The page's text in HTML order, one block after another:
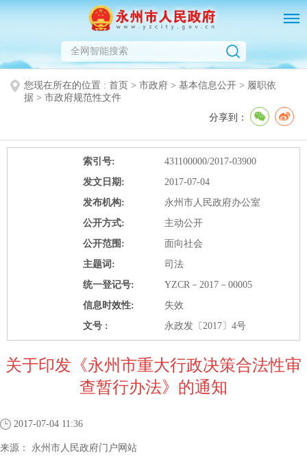
您现在所在的位置 : 首页 > 市政府 > 基本信息公开 > 履职依
据 > 市政府规范性文件
分享到：
索引号:
431100000/2017-03900
发文日期:
2017-07-04
发布机构:
永州市人民政府办公室
公开方式:
主动公开
公开范围:
面向社会
主题词:
司法
统一登记号:
YZCR－2017－00005
信息时效性:
失效
文号 :
永政发〔2017〕4号
关于印发《永州市重大行政决策合法性审
查暂行办法》的通知
2017-07-04 11:36
来源： 永州市人民政府门户网站